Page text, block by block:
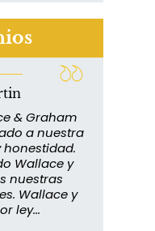
& Graham
a nuestra
Wallace y
nuestras
Wallace y
ley...